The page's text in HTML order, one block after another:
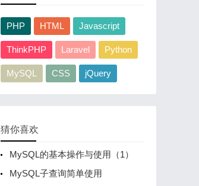
PHP HTML Javascript
ThinkPHP Laravel Python
MySQL CSS jQuery
猜你喜欢
MySQL的基本操作与使用（1）
MySQL子查询简单使用